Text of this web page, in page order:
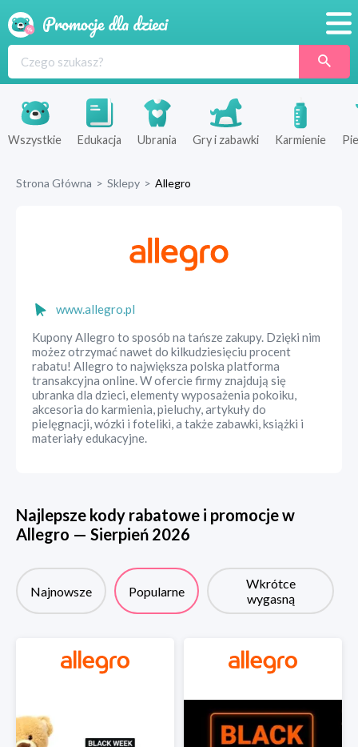
Produkty
Sklepy
Wszystkie Edukacja Ubrania Gry i zabawki Karmienie
Strona Główna > Sklepy > Allegro
www.allegro.pl
Kupony Allegro to sposób na tańsze zakupy. Dzięki nim
możez otrzymać nawet do kilkudziesięciu procent
rabatu! Allegro to największa polska platforma
transakcyjna online. W ofercie firmy znajdują się
ubranka dla dzieci, elementy wyposażenia pokoiku,
akcesoria do karmienia, pieluchy, artykuły do
pielęgnacji, wózki i foteliki, a także zabawki, książki i
materiały edukacyjne.
Najlepsze kody rabatowe i promocje w
Allegro — Sierpień 2026
Najnowsze Popularne
Wkrótce
wygasną